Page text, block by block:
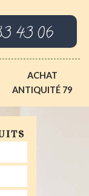
43 06
ACHAT
ANTIQUITÉ 79